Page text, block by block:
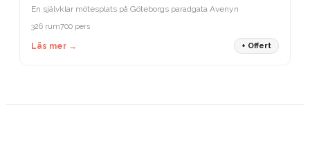
En självklar mötesplats på Göteborgs paradgata Avenyn
326 rum700 pers
Läs mer → + Offert